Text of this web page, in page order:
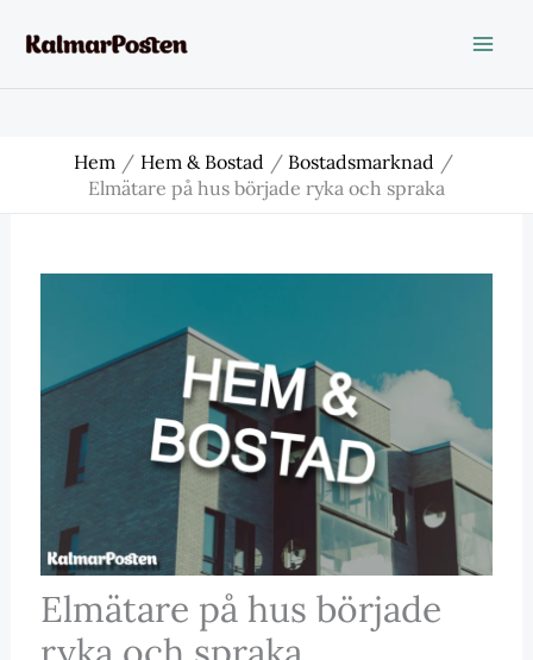
Hem Hem & Bostad
Bostadsmarknad
Elmätare på hus började ryka och spraka
Elmätare på hus började